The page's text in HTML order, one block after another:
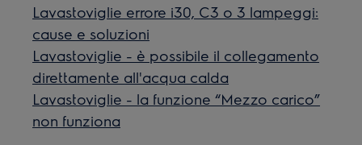
Lavastoviglie errore i30, C3 o 3 lampeggi:
cause e soluzioni
Lavastoviglie - è possibile il collegamento
direttamente all'acqua calda
Lavastoviglie - la funzione “Mezzo carico”
non funziona